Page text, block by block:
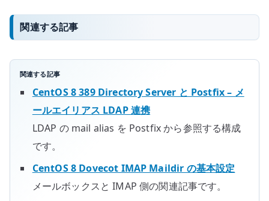
関連する記事
関連する記事
CentOS 8 389 Directory Server と Postfix – メ
ールエイリアス LDAP 連携
LDAP の mail alias を Postfix から参照する構成
です。
CentOS 8 Dovecot IMAP Maildir の基本設定
メールボックスと IMAP 側の関連記事です。